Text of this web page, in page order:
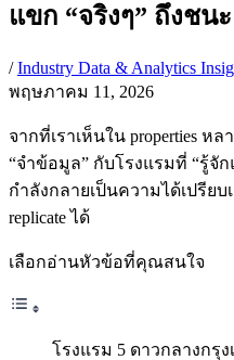
แขก “จริงๆ” ถึงชน
/Industry Data & Analytics
พฤษภาคม 11, 2026
จากที่เราเห็นใน properties ห
“จำข้อมูล” กับโรงแรมที่ “รู้จั
กำลังกลายเป็นความได้เปรีย
replicate ได้
เลือกอ่านหัวข้อที่คุณสนใจ
โรงแรม 5 ดาวกลางกรุ